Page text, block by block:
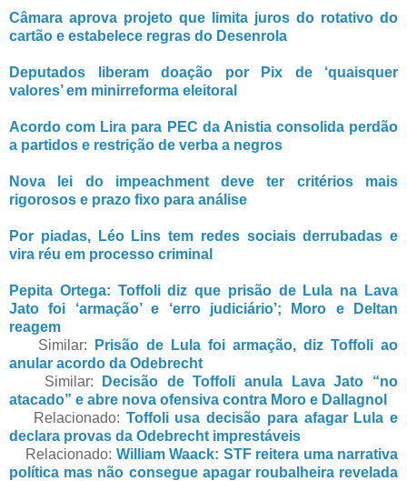
Câmara aprova projeto que limita juros do rotativo do
cartão e estabelece regras do Desenrola
Deputados liberam doação por Pix de ‘quaisquer
valores’ em minirreforma eleitoral
Acordo com Lira para PEC da Anistia consolida perdão
a partidos e restrição de verba a negros
Nova lei do impeachment deve ter critérios mais
rigorosos e prazo fixo para análise
Por piadas, Léo Lins tem redes sociais derrubadas e
vira réu em processo criminal
Pepita Ortega: Toffoli diz que prisão de Lula na Lava
Jato foi ‘armação’ e ‘erro judiciário’; Moro e Deltan
reagem
Similar:
Prisão de Lula foi armação, diz Toffoli ao
anular acordo da Odebrecht
Similar:
Decisão de Toffoli anula Lava Jato “no
atacado” e abre nova ofensiva contra Moro e Dallagnol
Relacionado: Toffoli usa decisão para afagar Lula e
declara provas da Odebrecht imprestáveis
Relacionado: William Waack: STF reitera uma narrativa
política mas não consegue apagar roubalheira revelada